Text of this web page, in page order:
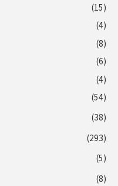
(15)
(4)
(8)
(6)
(4)
(54)
(38)
(293)
(5)
(8)